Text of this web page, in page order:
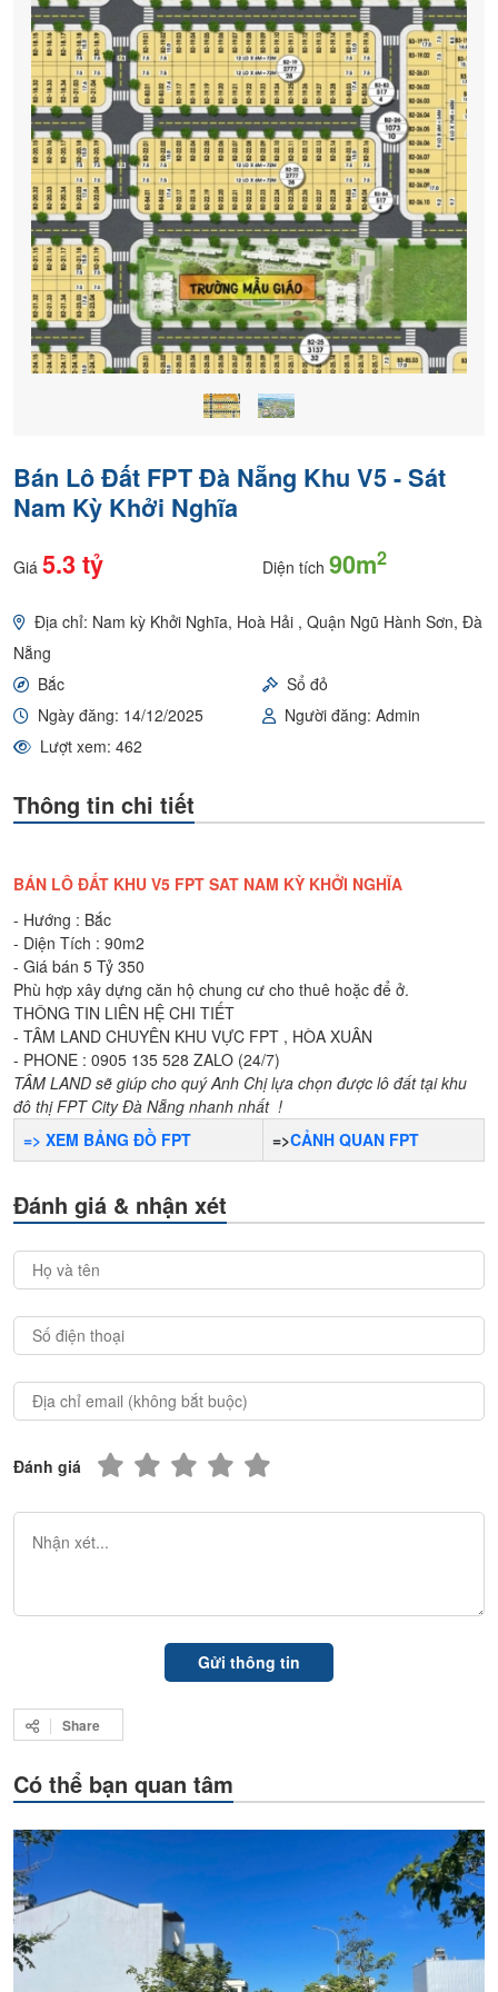
Bán Lô Đất FPT Đà Nẵng Khu V5 - Sát
Nam Kỳ Khởi Nghĩa
Giá 5.3 tỷ Diện tích 90m2
Địa chỉ: Nam kỳ Khởi Nghĩa, Hoà Hải , Quận Ngũ Hành Sơn, Đà
Nẵng
Bắc
Sổ đỏ
Ngày đăng: 14/12/2025
Người đăng: Admin
Lượt xem: 462
Thông tin chi tiết
BÁN LÔ ĐẤT KHU V5 FPT SAT NAM KỲ KHỞI NGHĨA
- Hướng : Bắc
- Diện Tích : 90m2
- Giá bán 5 Tỷ 350
Phù hợp xây dựng căn hộ chung cư cho thuê hoặc để ở.
THÔNG TIN LIÊN HỆ CHI TIẾT
- TÂM LAND CHUYÊN KHU VỰC FPT , HÒA XUÂN
- PHONE : 0905 135 528 ZALO (24/7)
TÂM LAND sẽ giúp cho quý Anh Chị lựa chọn được lô đất tại khu
đô thị FPT City Đà Nẵng nhanh nhất !
=> XEM BẢNG ĐỒ FPT
=>CẢNH QUAN FPT
Đánh giá & nhận xét
Đánh giá
Share
Có thể bạn quan tâm